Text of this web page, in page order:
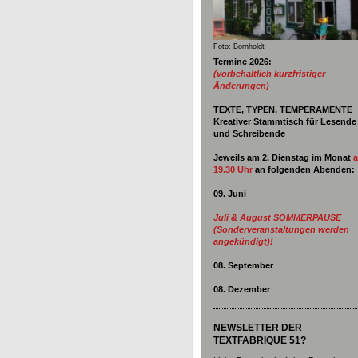
Foto: Bornholdt
Termine 2026:
(vorbehaltlich kurzfristiger
Änderungen)
TEXTE, TYPEN, TEMPERAMENTE
Kreativer Stammtisch für Lesende
und Schreibende
Jeweils am 2. Dienstag im Monat
19.30 Uhr an folgenden Abenden:
09. Juni
Juli & August SOMMERPAUSE
(Sonderveranstaltungen werden
angekündigt)!
08. September
08. Dezember
NEWSLETTER DER
TEXTFABRIQUE 51?